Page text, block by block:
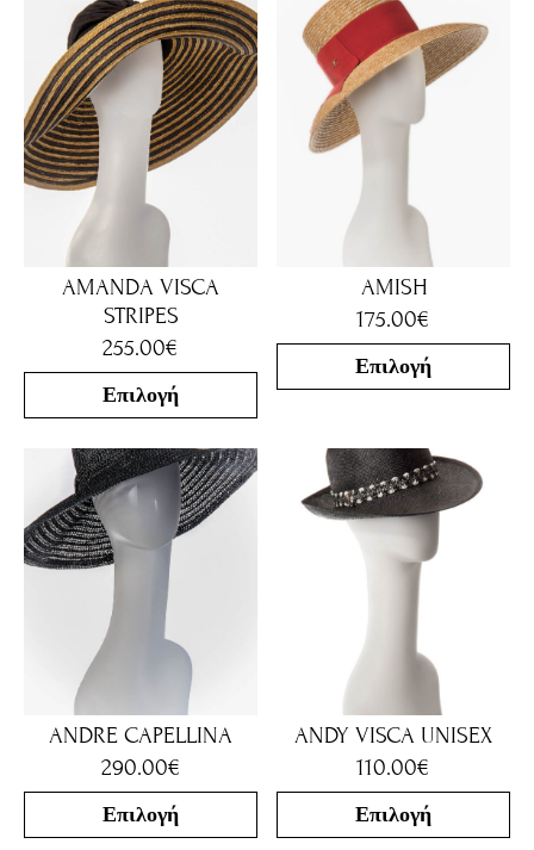
AMANDA VISCA
STRIPES
255.00€
Επιλογή
AMISH
175.00€
Επιλογή
ANDRE CAPELLINA
290.00€
Επιλογή
ANDY VISCA UNISEX
110.00€
Επιλογή